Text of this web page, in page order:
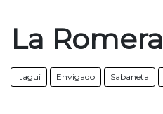
La Romera
Itagui Envigado Sabaneta